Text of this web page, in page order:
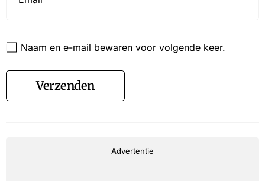
Naam en e-mail bewaren voor volgende keer.
Verzenden
Advertentie